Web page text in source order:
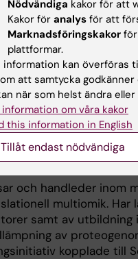
och
bröstcancer
och
diagnostik och
av kliniska och
och handleder inom
multiomik. Har
samt av utbildning
av
kopplade till
Nödvändiga kakor för att
Kakor för analys för att
Marknadsföringskakor
plattformar.
information kan överföras
att samtycka
när som helst ändra
om våra kakor
this information in English
Tillåt endast nödvändiga